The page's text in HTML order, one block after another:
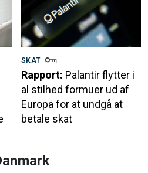
SKAT
Rapport: Palantir flytter i
al stilhed formuer ud af
Europa for at undgå at
betale skat